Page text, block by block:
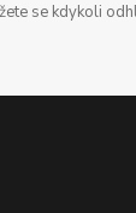
se kdykoli